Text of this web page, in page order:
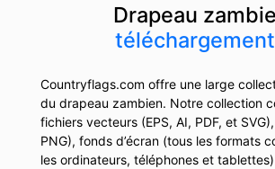
Drapeau
Countryflags.com offre une large
du drapeau zambien. Notre collection
fichiers vecteurs (EPS, AI, PDF, et
PNG), fonds d’écran (tous les formats
les ordinateurs, téléphones et tablettes)